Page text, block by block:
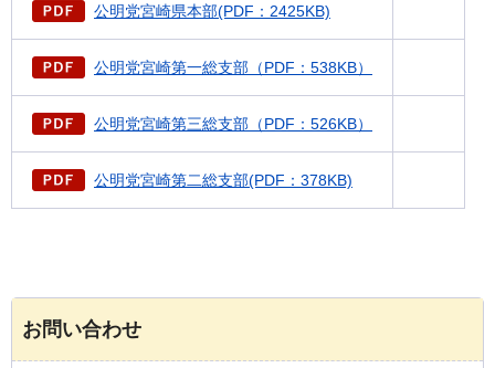
公明党宮崎県本部(PDF：2425KB)
公明党宮崎第一総支部（PDF：538KB）
公明党宮崎第三総支部（PDF：526KB）
公明党宮崎第二総支部(PDF：378KB)
お問い合わせ